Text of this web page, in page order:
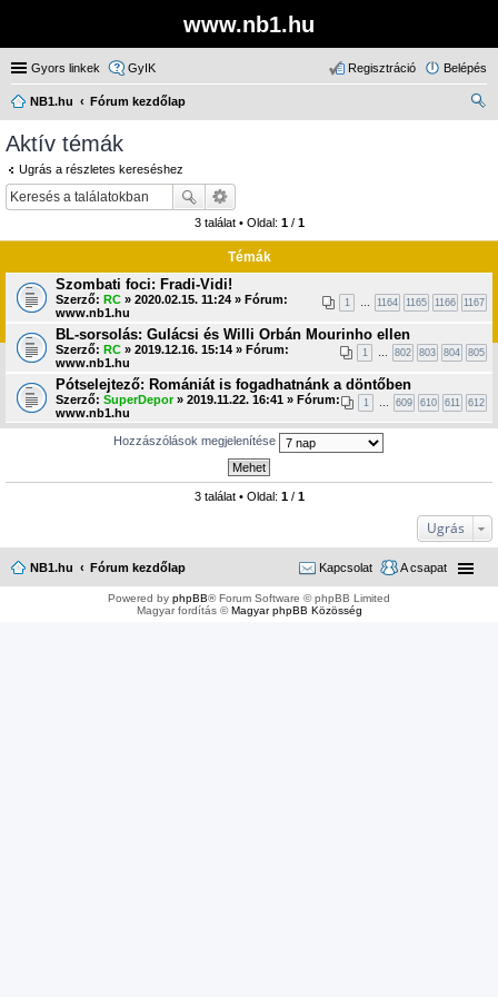
www.nb1.hu
Gyors linkek GyIK Belépés
Regisztráció
NB1.hu
Fórum kezdőlap
Aktív témák
Ugrás a részletes kereséshez
3 találat • Oldal: 1/ 1
Témák
Szombati foci: Fradi-Vidi!
1 1164 1165 1166 1167
Szerző: RC » 2020.02.15. 11:24 » Fórum:
www.nb1.hu
BL-sorsolás: Gulácsi és Willi Orbán Mourinho ellen
1 802 803 804 805
Szerző: RC » 2019.12.16. 15:14 » Fórum:
www.nb1.hu
Pótselejtező: Romániát is fogadhatnánk a döntőben
1 609 610 611 612
Szerző: SuperDepor» 2019.11.22. 16:41 » Fórum:
www.nb1.hu
Hozzászólások megjelenítése
3 találat • Oldal: 1/ 1
Ugrás
NB1.hu Fórum kezdőlap A csapat
Kapcsolat
Powered by phpBB® Forum Software © phpBB Limited
Magyar fordítás ©Magyar phpBB Közösség